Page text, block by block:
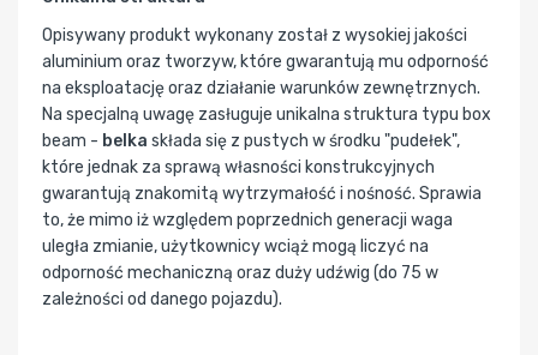
Opisywany produkt wykonany został z wysokiej jakości
aluminium oraz tworzyw, które gwarantują mu odporność
na eksploatację oraz działanie warunków zewnętrznych.
Na specjalną uwagę zasługuje unikalna struktura typu box
beam - belka składa się z pustych w środku "pudełek",
które jednak za sprawą własności konstrukcyjnych
gwarantują znakomitą wytrzymałość i nośność. Sprawia
to, że mimo iż względem poprzednich generacji waga
uległa zmianie, użytkownicy wciąż mogą liczyć na
odporność mechaniczną oraz duży udźwig (do 75 w
zależności od danego pojazdu).